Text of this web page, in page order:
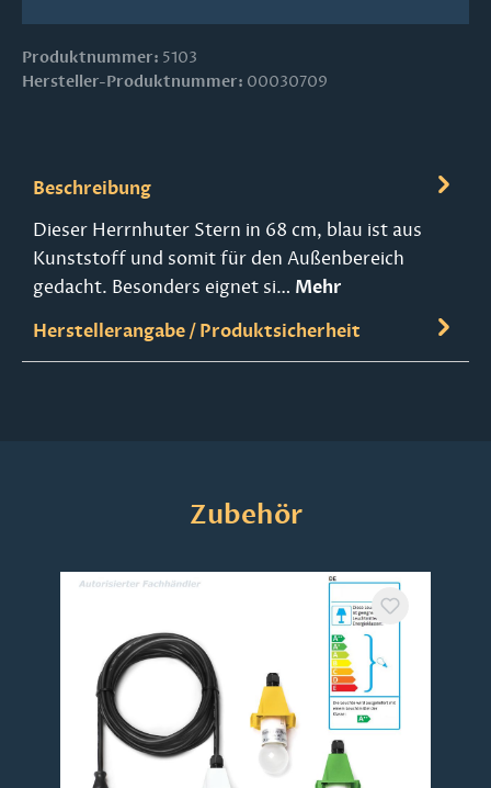
Produktnummer: 5103
Hersteller-Produktnummer: 00030709
Beschreibung
Dieser Herrnhuter Stern in 68 cm, blau ist aus
Kunststoff und somit für den Außenbereich
gedacht. Besonders eignet si… Mehr
Herstellerangabe / Produktsicherheit
Produktgalerie überspringen
Zubehör